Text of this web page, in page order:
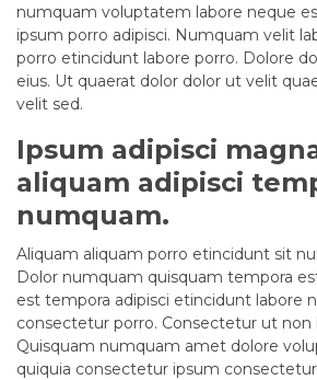
numquam voluptatem labore neque
ipsum porro adipisci. Numquam velit
porro etincidunt labore porro. Dolore
eius. Ut quaerat dolor dolor ut velit
velit sed.
Ipsum adipisci
aliquam adipisci
numquam.
Aliquam aliquam porro etincidunt sit
Dolor numquam quisquam tempora
est tempora adipisci etincidunt labore
consectetur porro. Consectetur ut non
Quisquam numquam amet dolore
quiquia consectetur ipsum